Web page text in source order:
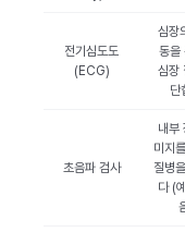
전기심도도
(ECG)
심장
동을
심장
단
초음파 검사
내부
미지
질병
다 (